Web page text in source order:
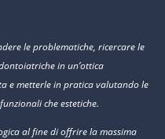
le problematiche, ricercare le
in un’ottica
e metterle in pratica valutando le
che estetiche.
al fine di offrire la massima